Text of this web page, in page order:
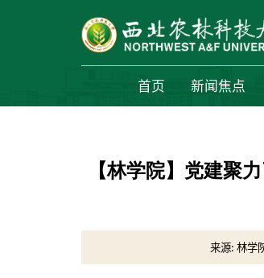
首页 新闻焦点
【林学院】党建聚
来源: 林学